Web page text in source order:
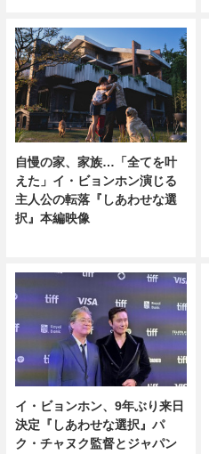
自慢の家、家族…「全てを叶
えた」イ・ビョンホン演じる
主人公の転落『しあわせな選
択』本編映像
イ・ビョンホン、9年ぶり来日
決定『しあわせな選択』パ
ク・チャヌク監督とジャパン